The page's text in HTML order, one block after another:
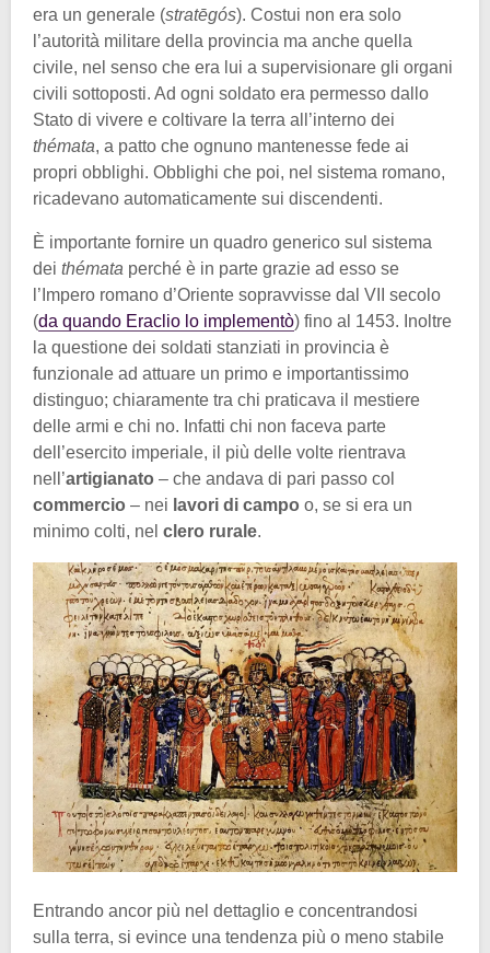
era un generale (stratēgós). Costui non era solo
l’autorità militare della provincia ma anche quella
civile, nel senso che era lui a supervisionare gli organi
civili sottoposti. Ad ogni soldato era permesso dallo
Stato di vivere e coltivare la terra all’interno dei
thémata, a patto che ognuno mantenesse fede ai
propri obblighi. Obblighi che poi, nel sistema romano,
ricadevano automaticamente sui discendenti.
È importante fornire un quadro generico sul sistema
dei thémata perché è in parte grazie ad esso se
l’Impero romano d’Oriente sopravvisse dal VII secolo
(da quando Eraclio lo implementò) fino al 1453. Inoltre
la questione dei soldati stanziati in provincia è
funzionale ad attuare un primo e importantissimo
distinguo; chiaramente tra chi praticava il mestiere
delle armi e chi no. Infatti chi non faceva parte
dell’esercito imperiale, il più delle volte rientrava
nell’artigianato – che andava di pari passo col
commercio – nei lavori di campo o, se si era un
minimo colti, nel clero rurale.
Entrando ancor più nel dettaglio e concentrandosi
sulla terra, si evince una tendenza più o meno stabile